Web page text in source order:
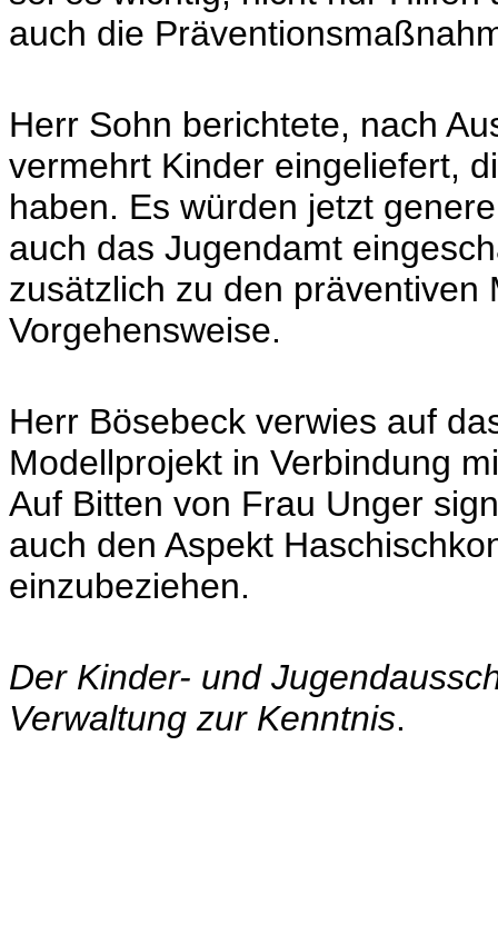
auch die
Herr Sohn berichtete, nach
vermehrt Kinder eingeliefert,
haben. Es würden jetzt
auch das Jugendamt
zusätzlich zu den
Vorgehensweise.
Herr Bösebeck verwies auf
Modellprojekt in Verbindung
Auf Bitten von Frau Unger
auch den Aspekt
einzubeziehen.
Der Kinder- und
Verwaltung zur Kenntnis.